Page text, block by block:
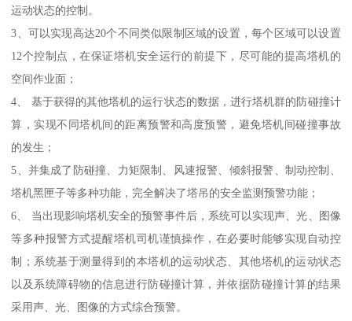
运动状态的控制。
3、可以实现高达20个不同类似限制区域的设置，每个区域可以设置
12个控制点，在保证塔机安全运行的前提下，尽可能的提高塔机的
空间作业面；
4、 基于获得的其他塔机的运行状态的数据，进行塔机群的防碰撞计
算，实现不同塔机间的距离预警和高度预警，避免塔机间碰撞事故
的发生；
5、并集成了防碰撞、力矩限制、风速报警、倾斜报警、制动控制、
塔机黑匣子等多种功能，完全解决了塔吊的安全监测预警功能；
6、 当出现影响塔机安全的预警事件后，系统可以实现声、光、图像
等多种报警方式提醒塔机司机谨慎操作，在必要时能够实现自动控
制；系统基于测量得到的本塔机的运动状态、其他塔机的运动状态
以及系统障碍物的信息进行防碰撞计算，并依据防碰撞计算的结果
采用声、光、图像的方式综合预警。